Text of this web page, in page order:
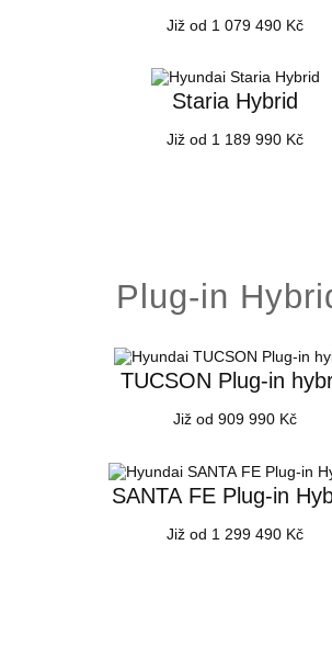
Již od 1 079 490 Kč
Staria Hybrid
Již od 1 189 990 Kč
Plug-in
TUCSON Plug-in
Již od 909 990 Kč
SANTA FE Plug-in
Již od 1 299 490 Kč